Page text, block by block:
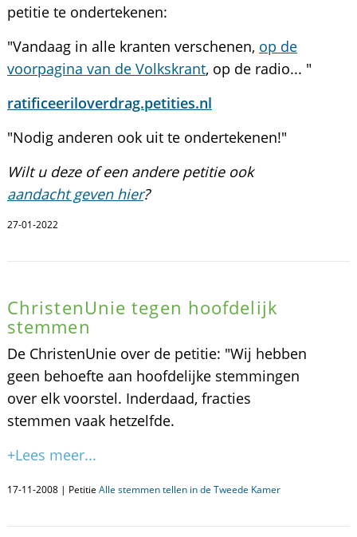
petitie te ondertekenen:
"Vandaag in alle kranten verschenen, op de
voorpagina van de Volkskrant, op de radio... "
ratificeeriloverdrag.petities.nl
"Nodig anderen ook uit te ondertekenen!"
Wilt u deze of een andere petitie ook
aandacht geven hier?
27-01-2022
ChristenUnie tegen hoofdelijk
stemmen
De ChristenUnie over de petitie: "Wij hebben
geen behoefte aan hoofdelijke stemmingen
over elk voorstel. Inderdaad, fracties
stemmen vaak hetzelfde.
+Lees meer...
17-11-2008 | Petitie Alle stemmen tellen in de Tweede Kamer